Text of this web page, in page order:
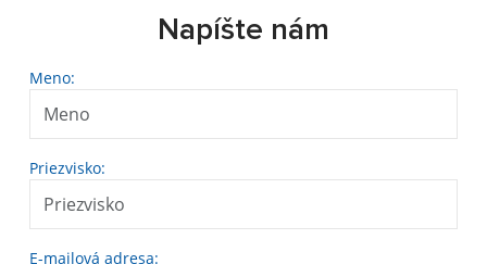
Napíšte nám
Meno:
Priezvisko:
E-mailová adresa: